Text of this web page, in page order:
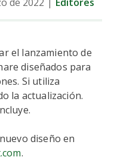
el lanzamiento de
diseñados para
Si utiliza
la actualización.
diseño en
.